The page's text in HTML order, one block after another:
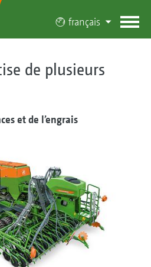
français
de plusieurs
et de l’engrais